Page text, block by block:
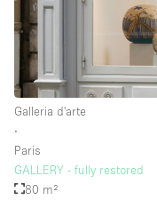
Galleria d'arte
∙
Paris
GALLERY - fully restored
80 m²